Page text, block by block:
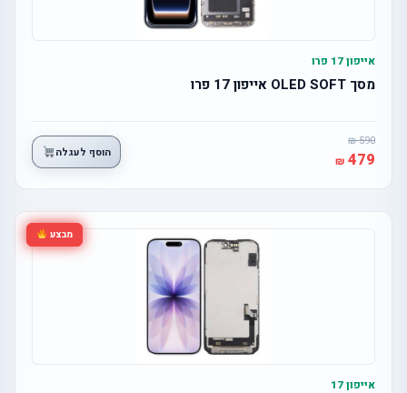
אייפון 17 פרו
מסך OLED SOFT אייפון 17 פרו
590
479 הוסף לעגלה
מבצע
אייפון 17